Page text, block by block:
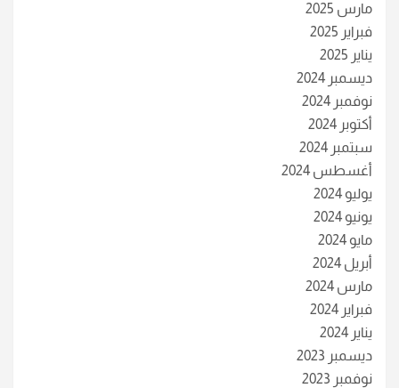
مارس 2025
فبراير 2025
يناير 2025
ديسمبر 2024
نوفمبر 2024
أكتوبر 2024
سبتمبر 2024
أغسطس 2024
يوليو 2024
يونيو 2024
مايو 2024
أبريل 2024
مارس 2024
فبراير 2024
يناير 2024
ديسمبر 2023
نوفمبر 2023